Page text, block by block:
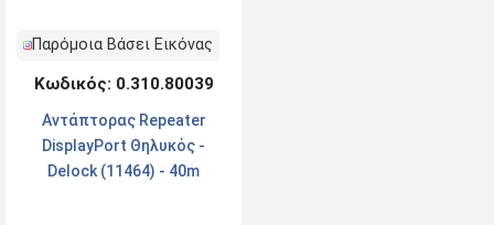
Παρόμοια Βάσει Εικόνας
Κωδικός: 0.310.80039
Αντάπτορας Repeater
DisplayPort Θηλυκός -
Delock (11464) - 40m